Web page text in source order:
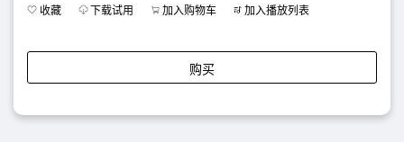
收藏 下载试用 加入购物车 加入播放列表
购买